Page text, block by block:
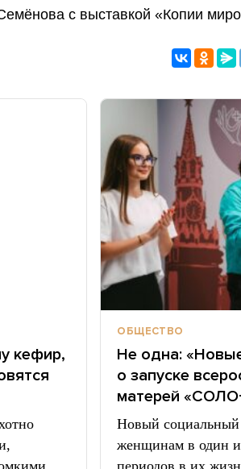
с выставкой «Копии
кефир,
ОБЩЕСТВО
Не одна:
о запуске
матерей
Новый социальный
женщинам в один
периодов в их